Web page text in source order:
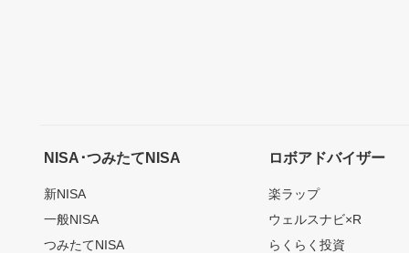
NISA･つみたてNISA
新NISA
一般NISA
つみたてNISA
ロボアドバイザー
楽ラップ
ウェルスナビ×R
らくらく投資